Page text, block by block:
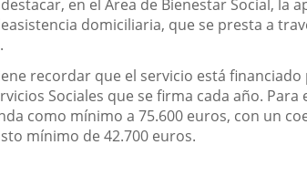
destacar, en el Área de Bienestar Social,
domiciliaria, que se presta a
recordar que el servicio está
Sociales que se firma cada año.
como mínimo a 75.600 euros, con un
mínimo de 42.700 euros.